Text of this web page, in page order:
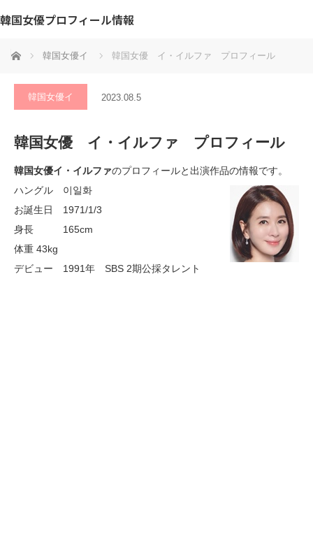
韓国女優プロフィール情報
ホーム 韓国女優イ 韓国女優 イ・イルファ プロフィール
韓国女優イ 2023.08.5
韓国女優 イ・イルファ プロフィール
韓国女優イ・イルファのプロフィールと出演作品の情報です。
ハングル 이일화
お誕生日 1971/1/3
身長 165cm
体重 43kg
デビュー 1991年 SBS 2期公採タレント